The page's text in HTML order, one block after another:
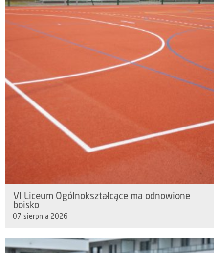
VI Liceum Ogólnokształcące ma odnowione
boisko
07 sierpnia 2026